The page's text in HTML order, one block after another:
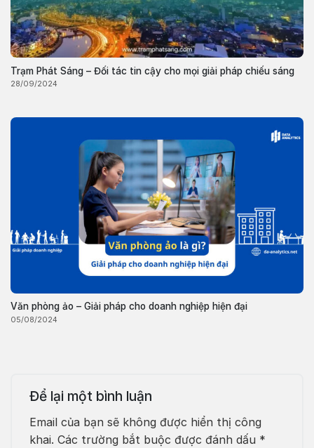
Trạm Phát Sáng – Đối tác tin cậy cho mọi giải pháp chiếu sáng
28/09/2024
Văn phòng ảo – Giải pháp cho doanh nghiệp hiện đại
05/08/2024
Để lại một bình luận
Email của bạn sẽ không được hiển thị công
khai. Các trường bắt buộc được đánh dấu *